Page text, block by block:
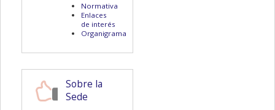
Normativa
Enlaces
de interés
Organigrama
Sobre la
Sede